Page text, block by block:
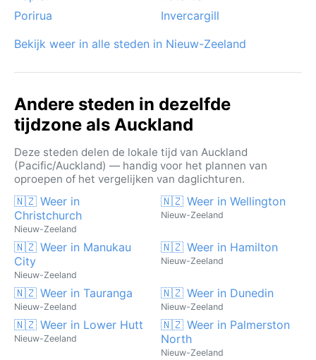
Porirua
Invercargill
Bekijk weer in alle steden in Nieuw-Zeeland
Andere steden in dezelfde
tijdzone als Auckland
Deze steden delen de lokale tijd van Auckland
(Pacific/Auckland) — handig voor het plannen van
oproepen of het vergelijken van daglichturen.
🇳🇿 Weer in
Christchurch
Nieuw-Zeeland
🇳🇿 Weer in Wellington
Nieuw-Zeeland
🇳🇿 Weer in Manukau
City
Nieuw-Zeeland
🇳🇿 Weer in Hamilton
Nieuw-Zeeland
🇳🇿 Weer in Tauranga
Nieuw-Zeeland
🇳🇿 Weer in Dunedin
Nieuw-Zeeland
🇳🇿 Weer in Lower Hutt
Nieuw-Zeeland
🇳🇿 Weer in Palmerston
North
Nieuw-Zeeland